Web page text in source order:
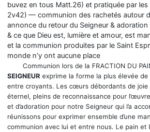
buvez en tous Matt.26) et pratiquée par
2v42) — communion des rachetés autour
annonce du retour du Seigneur & adoration
& ce que Dieu est, lumière et amour, est
et la communion produites par le Saint
monde n’y ont aucune place
Communion lors de la FRACTION DU
SEIGNEUR exprime la forme la plus élevée de
entre croyants. Les cœurs débordants de
éternel, pleins de reconnaissance pour
et d’adoration pour notre Seigneur qui l’a
réunissons pour exprimer ensemble d’une
communion avec lui et entre nous. Le pain et